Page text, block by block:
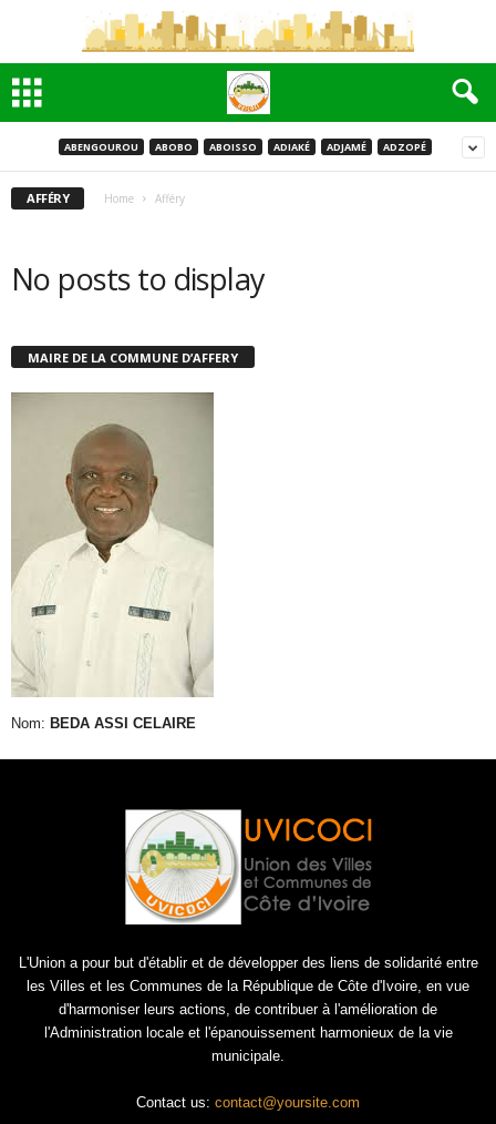
ABENGOUROU ABOBO ABOISSO ADIAKÉ ADJAMÉ ADZOPÉ
AFFÉRY Home Afféry
No posts to display
MAIRE DE LA COMMUNE D’AFFERY
Nom: BEDA ASSI CELAIRE
L'Union a pour but d'établir et de développer des liens de solidarité entre
les Villes et les Communes de la République de Côte d'Ivoire, en vue
d'harmoniser leurs actions, de contribuer à l'amélioration de
l'Administration locale et l'épanouissement harmonieux de la vie
municipale.
Contact us: contact@yoursite.com